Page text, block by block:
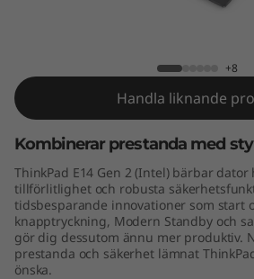
n
e
+8
Handla liknande
Kombinerar prestanda med
ThinkPad E14 Gen 2 (Intel) bärbar
tillförlitlighet och robusta
tidsbesparande innovationer som start
knapptryckning, Modern Standby och
gör dig dessutom ännu mer produktiv.
prestanda och säkerhet lämnat
önska.